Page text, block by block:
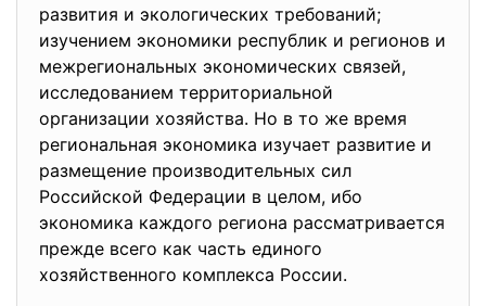
развития и экологических требований;
изучением экономики республик и регионов и
межрегиональных экономических связей,
исследованием территориальной
организации хозяйства. Но в то же время
региональная экономика изучает развитие и
размещение производительных сил
Российской Федерации в целом, ибо
экономика каждого региона рассматривается
прежде всего как часть единого
хозяйственного комплекса России.